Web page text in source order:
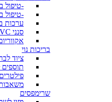
-טיפול
-טיפול
ערכות
סנני UV/UVC
בריכות נוי
ציוד
תוספים
שרימפסים